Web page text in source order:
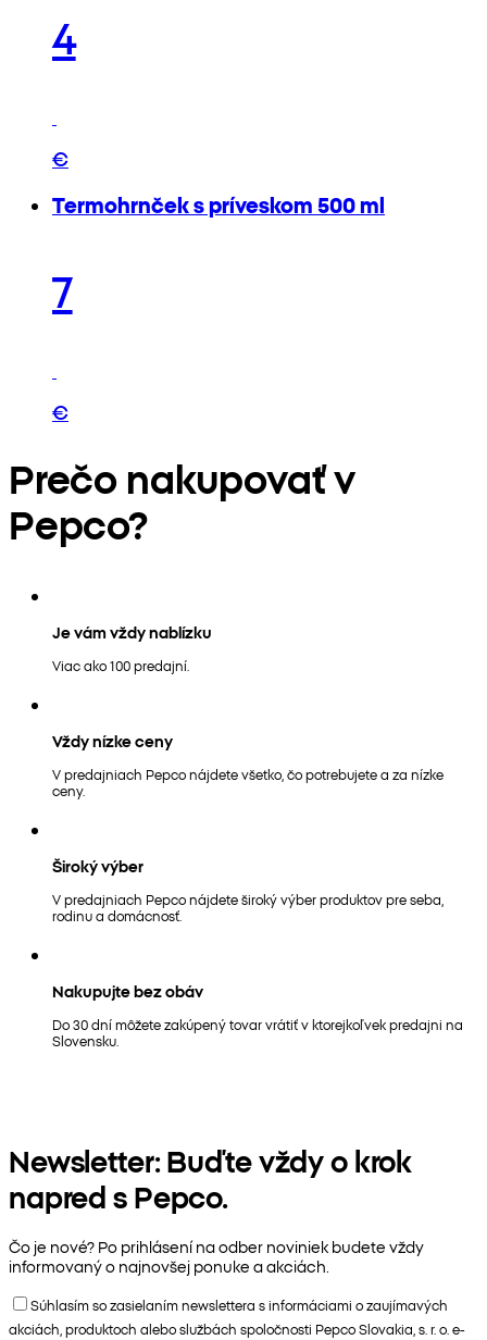
4
€
Termohrnček s príveskom 500 ml
7
€
Prečo nakupovať v
Pepco?
Je vám vždy nablízku
Viac ako 100 predajní.
Vždy nízke ceny
V predajniach Pepco nájdete všetko, čo potrebujete a za nízke
ceny.
Široký výber
V predajniach Pepco nájdete široký výber produktov pre seba,
rodinu a domácnosť.
Nakupujte bez obáv
Do 30 dní môžete zakúpený tovar vrátiť v ktorejkoľvek predajni na
Slovensku.
Newsletter: Buďte vždy o krok
napred s Pepco.
Čo je nové? Po prihlásení na odber noviniek budete vždy
informovaný o najnovšej ponuke a akciách.
Súhlasím so zasielaním newslettera s informáciami o zaujímavých
akciách, produktoch alebo službách spoločnosti Pepco Slovakia, s. r. o. e-